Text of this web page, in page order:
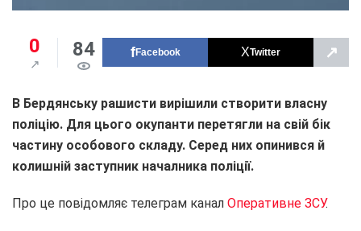
0 84 Facebook Twitter ↗
В Бердянську рашисти вирішили створити власну
поліцію. Для цього окупанти перетягли на свій бік
частину особового складу. Серед них опинився й
колишній заступник началника поліції.
Про це повідомляє телеграм канал Оперативне ЗСУ.